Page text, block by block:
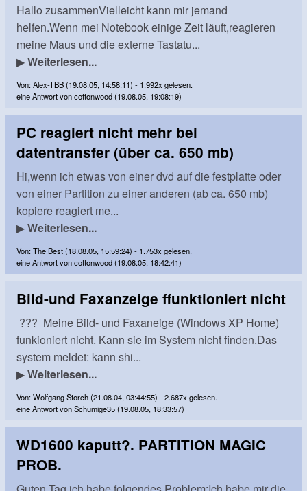
Hallo zusammenVielleicht kann mir jemand
helfen.Wenn mei Notebook einige Zeit läuft,reagieren
meine Maus und die externe Tastatu...
▶Weiterlesen...
Von: Alex-TBB (19.08.05, 14:58:11) - 1.992x gelesen.
eine Antwort von cottonwood (19.08.05, 19:08:19)
PC reagiert nicht mehr bei
datentransfer (über ca. 650 mb)
Hi,wenn ich etwas von einer dvd auf die festplatte oder
von einer Partition zu einer anderen (ab ca. 650 mb)
kopiere reagiert me...
▶Weiterlesen...
Von: The Best (18.08.05, 15:59:24) - 1.753x gelesen.
eine Antwort von cottonwood (19.08.05, 18:42:41)
Bild-und Faxanzeige ffunktioniert nicht
??? Meine Bild- und Faxaneige (Windows XP Home)
funkioniert nicht. Kann sie im System nicht finden.Das
system meldet: kann shi...
▶Weiterlesen...
Von: Wolfgang Storch (21.08.04, 03:44:55) - 2.687x gelesen.
eine Antwort von Schumige35 (19.08.05, 18:33:57)
WD1600 kaputt?. PARTITION MAGIC
PROB.